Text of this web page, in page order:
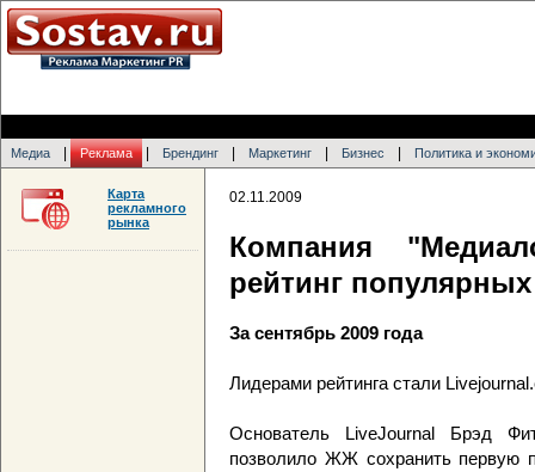
Медиа Реклама Брендинг Маркетинг Бизнес Политика и
02.11.2009
Компания
рейтинг
За сентябрь 2009 года
Лидерами рейтинга стали
Основатель LiveJournal Брэд
позволило ЖЖ сохранить первую
Карта
рекламного
рынка